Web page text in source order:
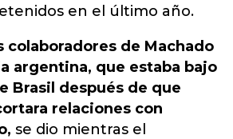
en el último año.
colaboradores de Machado
argentina, que estaba bajo
Brasil después de que
relaciones con
se dio mientras el